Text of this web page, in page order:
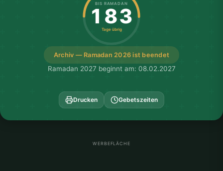
Archiv — Ramadan 2026 ist beendet
BIS RAMADAN
183
Tage übrig
Ramadan 2027 beginnt am: 08.02.2027
Drucken Gebetszeiten
WERBEFLÄCHE